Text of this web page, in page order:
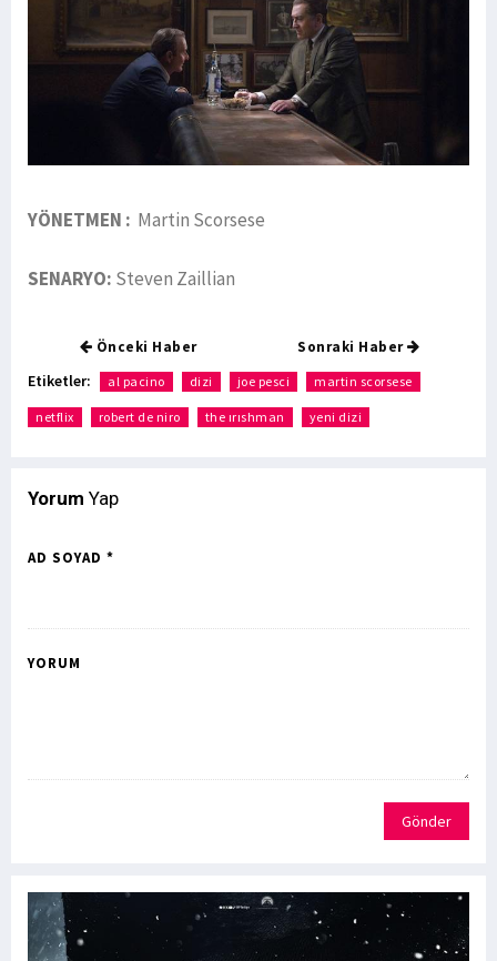
YÖNETMEN : Martin Scorsese
SENARYO: Steven Zaillian
Önceki Haber Sonraki Haber
Etiketler: al pacino dizi joe pesci martin scorsese
netflix robert de niro the ırıshman yeni dizi
Yorum Yap
AD SOYAD *
YORUM
Gönder